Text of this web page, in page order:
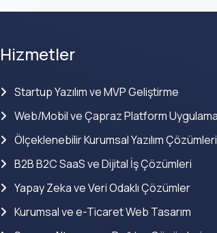
Hizmetler
Startup Yazılım ve MVP Geliştirme
Web/Mobil ve Çapraz Platform
Ölçeklenebilir Kurumsal Yazılım Çözümleri
B2B B2C SaaS ve Dijital İş Çözümleri
Yapay Zeka ve Veri Odaklı Çözümler
Kurumsal ve e-Ticaret Web Tasarım